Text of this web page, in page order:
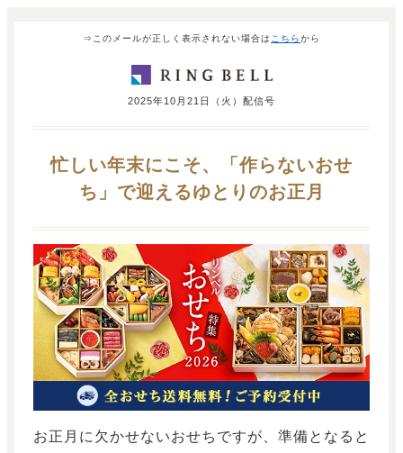
⇒このメールが正しく表示されない場合は こちらから
2025年10月21日（火）配信号
忙しい年末にこそ、「作らないおせ
ち」で迎えるゆとりのお正月
お正月に欠かせないおせちですが、準備となると